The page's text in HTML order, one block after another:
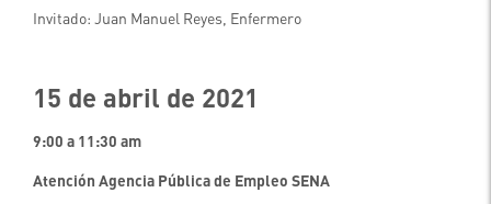
Invitado: Juan Manuel Reyes, Enfermero
15 de abril de 2021
9:00 a 11:30 am
Atención Agencia Pública de Empleo SENA